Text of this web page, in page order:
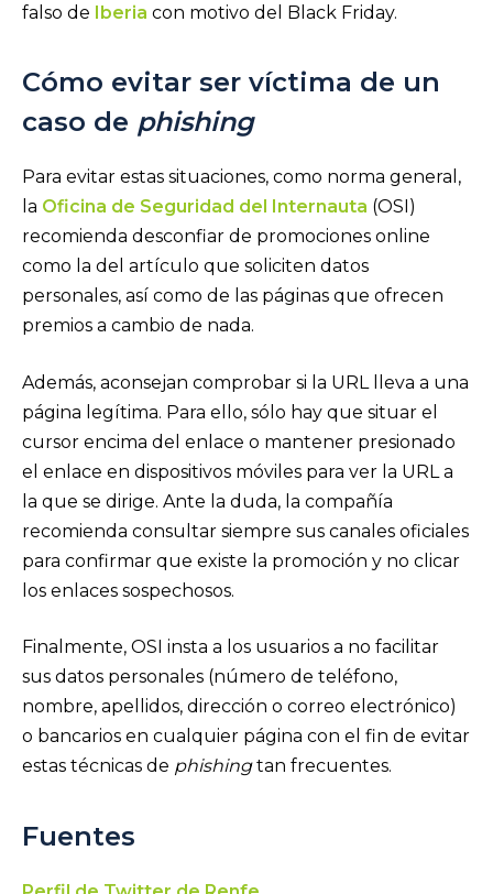
falso de Iberia con motivo del Black Friday.
Cómo evitar ser víctima de un
caso de phishing
Para evitar estas situaciones, como norma general,
la Oficina de Seguridad del Internauta (OSI)
recomienda desconfiar de promociones online
como la del artículo que soliciten datos
personales, así como de las páginas que ofrecen
premios a cambio de nada.
Además, aconsejan comprobar si la URL lleva a una
página legítima. Para ello, sólo hay que situar el
cursor encima del enlace o mantener presionado
el enlace en dispositivos móviles para ver la URL a
la que se dirige. Ante la duda, la compañía
recomienda consultar siempre sus canales oficiales
para confirmar que existe la promoción y no clicar
los enlaces sospechosos.
Finalmente, OSI insta a los usuarios a no facilitar
sus datos personales (número de teléfono,
nombre, apellidos, dirección o correo electrónico)
o bancarios en cualquier página con el fin de evitar
estas técnicas de phishingtan frecuentes.
Fuentes